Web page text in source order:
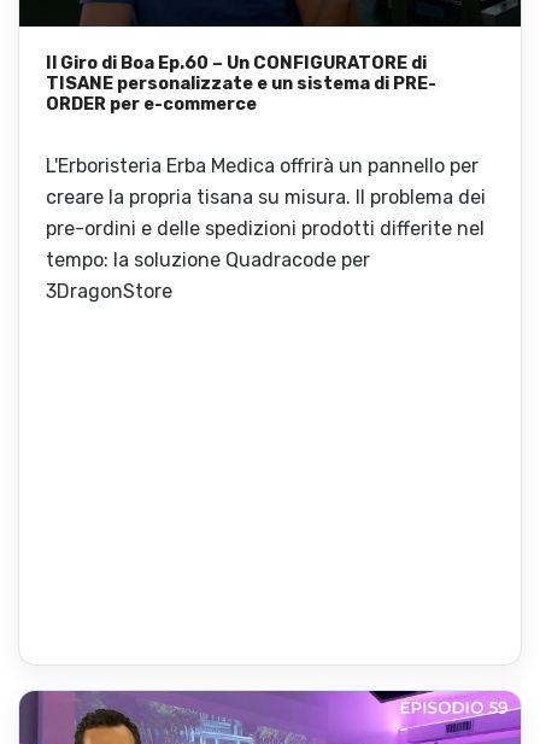
Il Giro di Boa Ep.60 – Un CONFIGURATORE di
TISANE personalizzate e un sistema di PRE-
ORDER per e-commerce
L'Erboristeria Erba Medica offrirà un pannello per
creare la propria tisana su misura. Il problema dei
pre-ordini e delle spedizioni prodotti differite nel
tempo: la soluzione Quadracode per
3DragonStore